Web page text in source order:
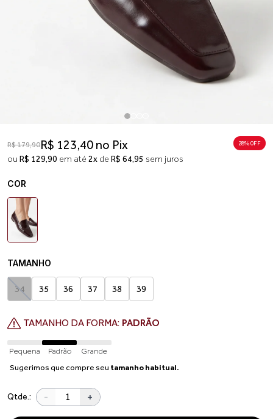
R$ 179,90R$ 123,40 no Pix
ou R$ 129,90 em até 2x de R$ 64,95 sem juros
28% 0FF
COR
TAMANHO
34 35 36 37 38 39
TAMANHO DA FORMA: PADRÃO
Pequena Padrão
Grande
Sugerimos que compre seu tamanho habitual.
Qtde.: - +